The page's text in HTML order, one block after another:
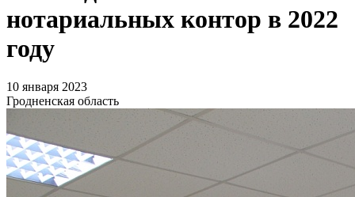
нотариальных контор в 2022
году
10 января 2023
Гродненская область